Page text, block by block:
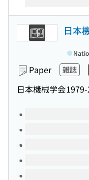
日本
Paper 雑誌
日本機械学会
Volumes of this title